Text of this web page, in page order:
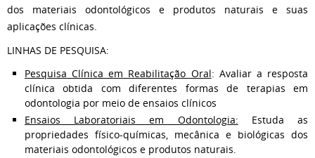
dos materiais odontológicos e produtos naturais e suas
aplicações clínicas.
LINHAS DE PESQUISA:
Pesquisa Clínica em Reabilitação Oral: Avaliar a resposta
clínica obtida com diferentes formas de terapias em
odontologia por meio de ensaios clínicos
Ensaios Laboratoriais em Odontologia: Estuda as
propriedades físico-químicas, mecânica e biológicas dos
materiais odontológicos e produtos naturais.